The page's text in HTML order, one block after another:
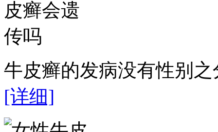
牛皮癣的发病没有性别
[详细]